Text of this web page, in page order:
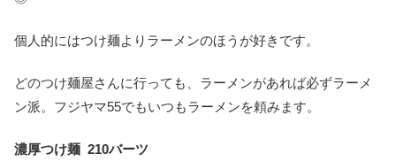
個人的にはつけ麺よりラーメンのほうが好きです。
どのつけ麺屋さんに行っても、ラーメンがあれば必ずラーメ
ン派。フジヤマ55でもいつもラーメンを頼みます。
濃厚つけ麺 210バーツ